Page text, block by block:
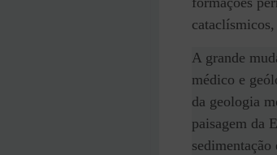
A grande
médico e
da geologia
paisagem da